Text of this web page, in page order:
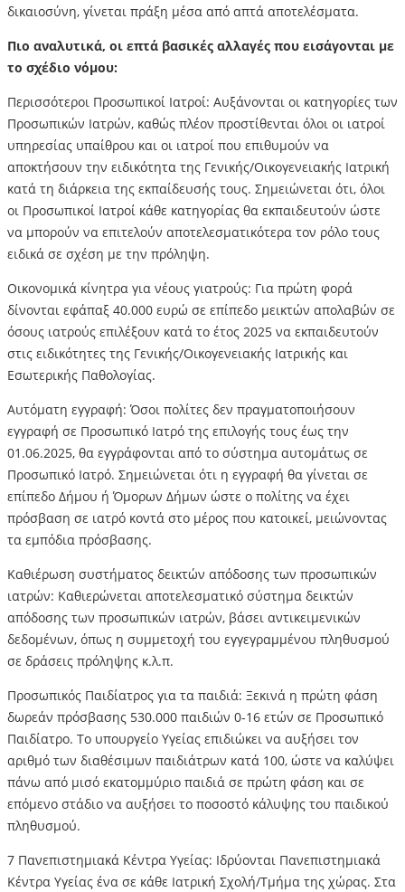
δικαιοσύνη, γίνεται πράξη μέσα από απτά αποτελέσματα.
Πιο αναλυτικά, οι επτά βασικές αλλαγές που εισάγονται με
το σχέδιο νόμου:
Περισσότεροι Προσωπικοί Ιατροί: Αυξάνονται οι κατηγορίες των
Προσωπικών Ιατρών, καθώς πλέον προστίθενται όλοι οι ιατροί
υπηρεσίας υπαίθρου και οι ιατροί που επιθυμούν να
αποκτήσουν την ειδικότητα της Γενικής/Οικογενειακής Ιατρική
κατά τη διάρκεια της εκπαίδευσής τους. Σημειώνεται ότι, όλοι
οι Προσωπικοί Ιατροί κάθε κατηγορίας θα εκπαιδευτούν ώστε
να μπορούν να επιτελούν αποτελεσματικότερα τον ρόλο τους
ειδικά σε σχέση με την πρόληψη.
Οικονομικά κίνητρα για νέους γιατρούς: Για πρώτη φορά
δίνονται εφάπαξ 40.000 ευρώ σε επίπεδο μεικτών απολαβών σε
όσους ιατρούς επιλέξουν κατά το έτος 2025 να εκπαιδευτούν
στις ειδικότητες της Γενικής/Οικογενειακής Ιατρικής και
Εσωτερικής Παθολογίας.
Αυτόματη εγγραφή: Όσοι πολίτες δεν πραγματοποιήσουν
εγγραφή σε Προσωπικό Ιατρό της επιλογής τους έως την
01.06.2025, θα εγγράφονται από το σύστημα αυτομάτως σε
Προσωπικό Ιατρό. Σημειώνεται ότι η εγγραφή θα γίνεται σε
επίπεδο Δήμου ή Όμορων Δήμων ώστε ο πολίτης να έχει
πρόσβαση σε ιατρό κοντά στο μέρος που κατοικεί, μειώνοντας
τα εμπόδια πρόσβασης.
Καθιέρωση συστήματος δεικτών απόδοσης των προσωπικών
ιατρών: Καθιερώνεται αποτελεσματικό σύστημα δεικτών
απόδοσης των προσωπικών ιατρών, βάσει αντικειμενικών
δεδομένων, όπως η συμμετοχή του εγγεγραμμένου πληθυσμού
σε δράσεις πρόληψης κ.λ.π.
Προσωπικός Παιδίατρος για τα παιδιά: Ξεκινά η πρώτη φάση
δωρεάν πρόσβασης 530.000 παιδιών 0-16 ετών σε Προσωπικό
Παιδίατρο. Το υπουργείο Υγείας επιδιώκει να αυξήσει τον
αριθμό των διαθέσιμων παιδιάτρων κατά 100, ώστε να καλύψει
πάνω από μισό εκατομμύριο παιδιά σε πρώτη φάση και σε
επόμενο στάδιο να αυξήσει το ποσοστό κάλυψης του παιδικού
πληθυσμού.
7 Πανεπιστημιακά Κέντρα Υγείας: Ιδρύονται Πανεπιστημιακά
Κέντρα Υγείας ένα σε κάθε Ιατρική Σχολή/Τμήμα της χώρας. Στα